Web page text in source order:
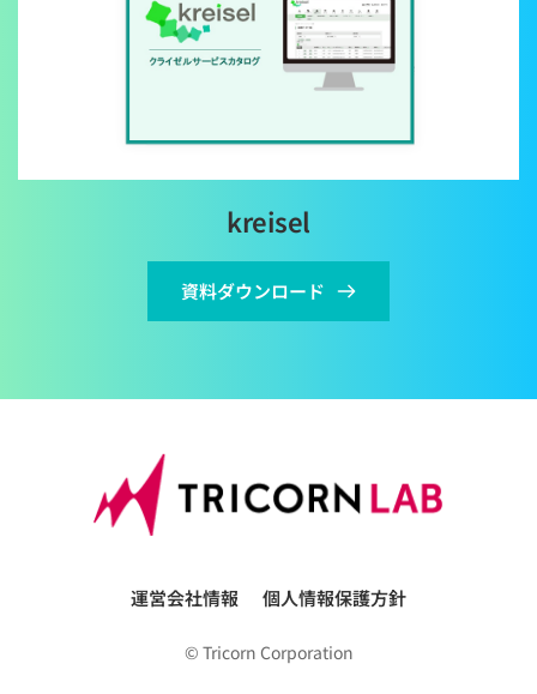
kreisel
資料ダウンロード
運営会社情報 個人情報保護方針
© Tricorn Corporation